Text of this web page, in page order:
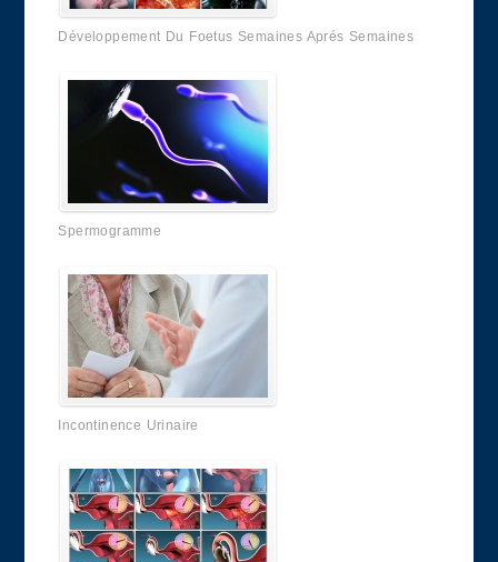
Développement Du Foetus Semaines Aprés Semaines
Spermogramme
Incontinence Urinaire